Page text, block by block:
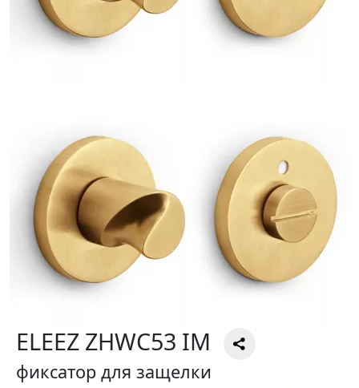
ELEEZ ZHWC53 IM
фиксатор для защелки